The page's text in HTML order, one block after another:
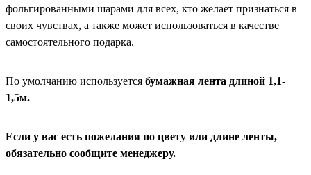
фольгированными шарами для всех, кто желает признаться в
своих чувствах, а также может использоваться в качестве
самостоятельного подарка.
По умолчанию используется бумажная лента длиной 1,1-
1,5м.
Если у вас есть пожелания по цвету или длине ленты,
обязательно сообщите менеджеру.